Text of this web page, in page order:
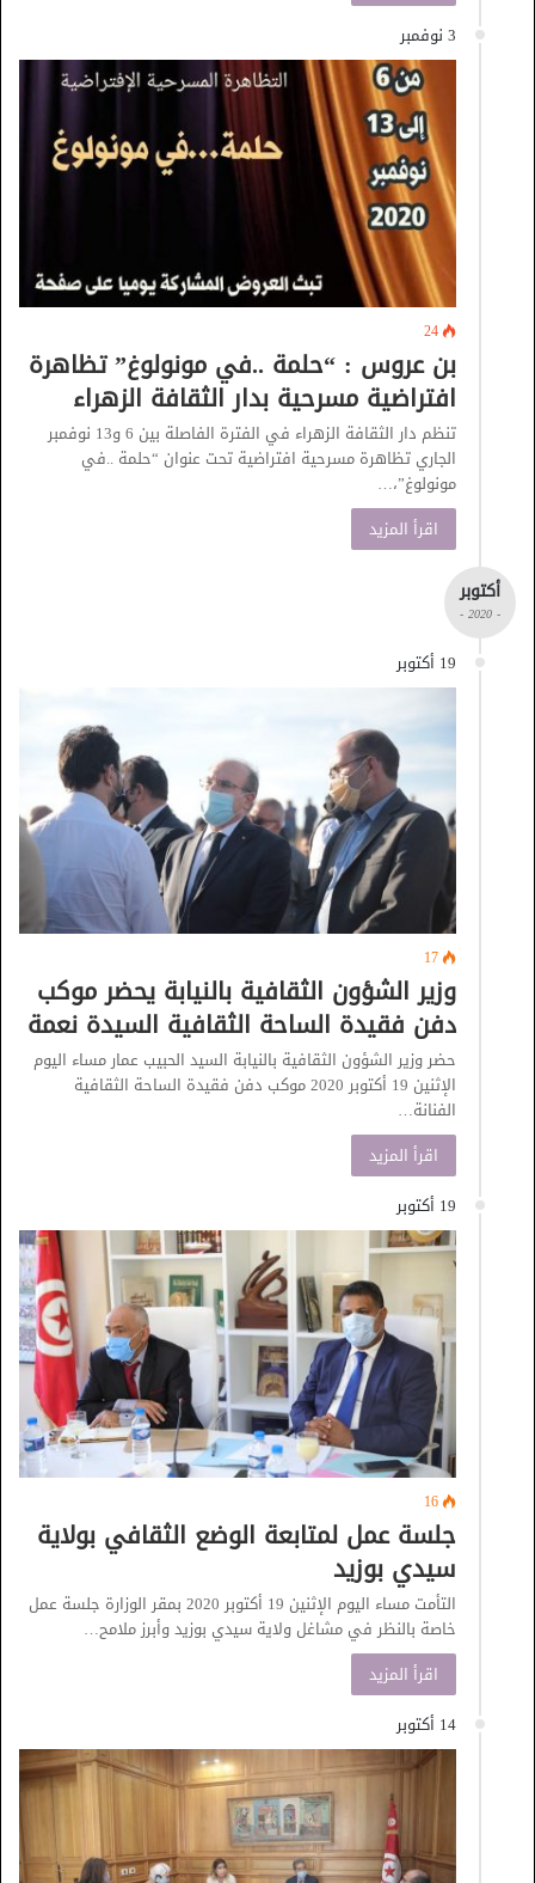
3 نوفمبر
24
بن عروس : “حلمة ..في مونولوغ” تظاهرة
افتراضية مسرحية بدار الثقافة الزهراء
تنظم دار الثقافة الزهراء في الفترة الفاصلة بين 6 و13 نوفمبر
الجاري تظاهرة مسرحية افتراضية تحت عنوان “حلمة ..في
مونولوغ”،…
اقرأ المزيد
أكتوبر
- 2020 -
19 أكتوبر
17
وزير الشؤون الثقافية بالنيابة يحضر موكب
دفن فقيدة الساحة الثقافية السيدة نعمة
حضر وزير الشؤون الثقافية بالنيابة السيد الحبيب عمار مساء اليوم
الإثنين 19 أكتوبر 2020 موكب دفن فقيدة الساحة الثقافية
الفنانة…
اقرأ المزيد
19 أكتوبر
16
جلسة عمل لمتابعة الوضع الثقافي بولاية
سيدي بوزيد
التأمت مساء اليوم الإثنين 19 أكتوبر 2020 بمقر الوزارة جلسة عمل
خاصة بالنظر في مشاغل ولاية سيدي بوزيد وأبرز ملامح…
اقرأ المزيد
14 أكتوبر